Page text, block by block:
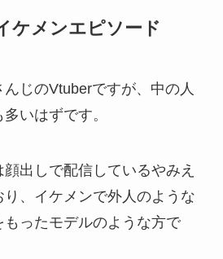
ケメンエピソード
じのVtuberですが、 中の人
いはずです。
出しで配信しているやみえ
り、イケメンで外人のような
ったモデルのような方で